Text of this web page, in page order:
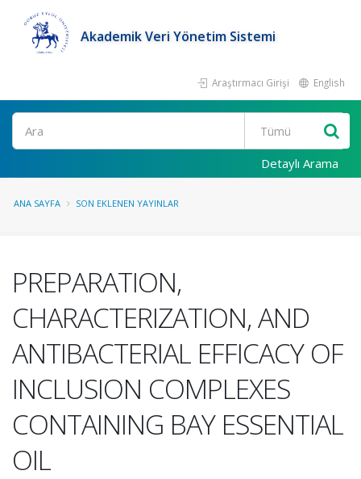
Akademik Veri Yönetim Sistemi
Araştırmacı Girişi English
Ara
Detaylı Arama
ANA SAYFA SON EKLENEN YAYINLAR
PREPARATION,
CHARACTERIZATION, AND
ANTIBACTERIAL EFFICACY OF
INCLUSION COMPLEXES
CONTAINING BAY ESSENTIAL
OIL